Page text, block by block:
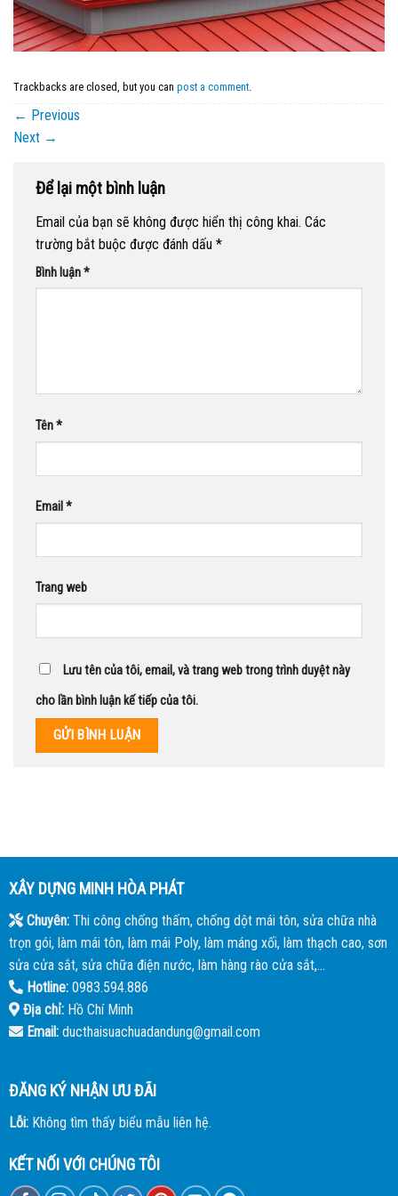
Trackbacks are closed, but you can post a comment.
← Previous
Next →
Để lại một bình luận
Email của bạn sẽ không được hiển thị công khai. Các
trường bắt buộc được đánh dấu *
Bình luận*
Tên*
Email *
Trang web
Lưu tên của tôi, email, và trang web trong trình duyệt này
cho lần bình luận kế tiếp của tôi.
XÂY DỰNG MINH HÒA PHÁT
Chuyên:Thi công chống thấm, chống dột mái tôn, sửa chữa nhà
trọn gói, làm mái tôn, làm mái Poly, làm máng xối, làm thạch cao, sơn
sửa cửa sắt, sửa chữa điện nước, làm hàng rào cửa sắt,...
Hotline:0983.594.886
Địa chỉ:Hồ Chí Minh
Email:ducthaisuachuadandung@gmail.com
ĐĂNG KÝ NHẬN ƯU ĐÃI
Lỗi:Không tìm thấy biểu mẫu liên hệ.
KẾT NỐI VỚI CHÚNG TÔI